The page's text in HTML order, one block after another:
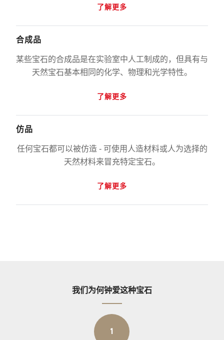
了解更多
合成品
某些宝石的合成品是在实验室中人工制成的，但具有与
天然宝石基本相同的化学、物理和光学特性。
了解更多
仿品
任何宝石都可以被仿造 - 可使用人造材料或人为选择的
天然材料来冒充特定宝石。
了解更多
我们为何钟爱这种宝石
1